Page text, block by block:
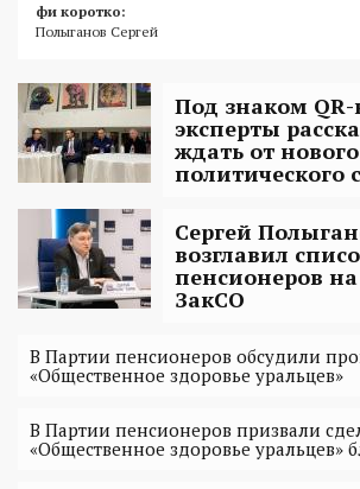
фи коротко:
Полыганов Сергей
Под знаком QR-
эксперты
ждать от нового
политического
Сергей
возглавил
пенсионеров
ЗакСО
В Партии пенсионеров обсудили
«Общественное здоровье уральцев»
В Партии пенсионеров призвали
«Общественное здоровье уральцев»